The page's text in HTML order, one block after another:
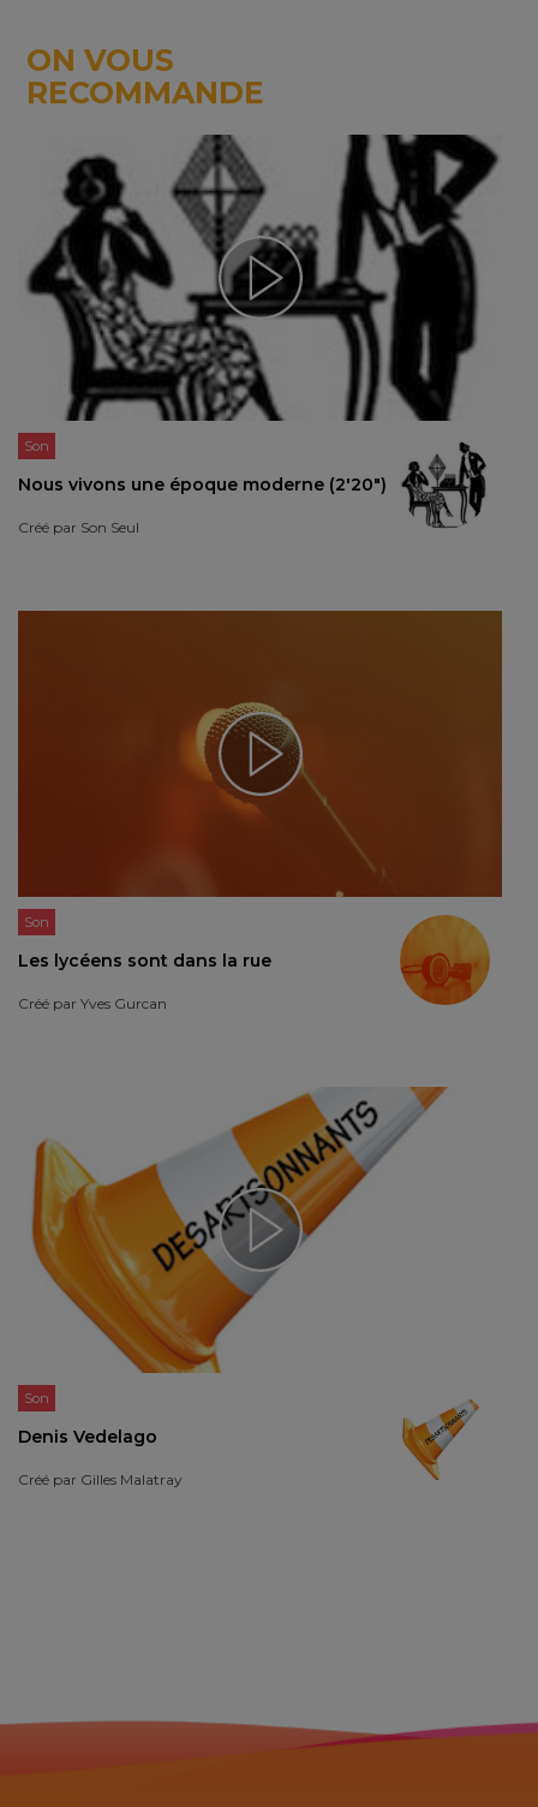
ON VOUS
RECOMMANDE
Son
Nous vivons une époque moderne (2'20")
Créé par Son Seul
Son
Les lycéens sont dans la rue
Créé par Yves Gurcan
Son
Denis Vedelago
Créé par Gilles Malatray